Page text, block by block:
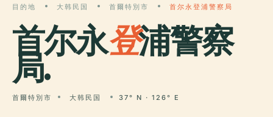
目的地 大韩民国 首爾特別市 首尔永登浦警察局
首尔永登浦警察
局.
首爾特別市 大韩民国 37° N · 126° E